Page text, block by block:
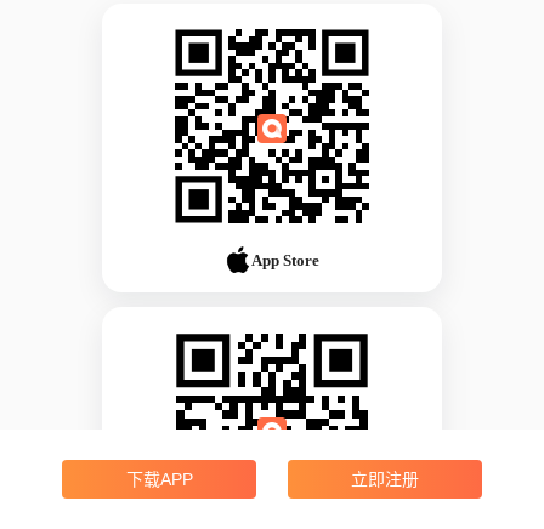
App Store
下载APP 立即注册